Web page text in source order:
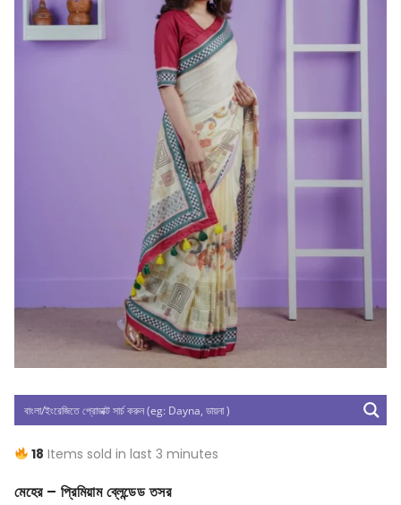
18 Items sold in last 3 minutes
মেহের – প্রিমিয়াম ব্লেন্ডেড তসর